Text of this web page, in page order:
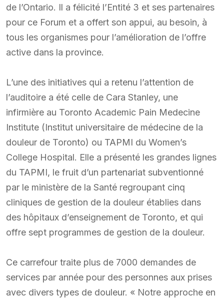
de l’Ontario. Il a félicité l’Entité 3 et ses partenaires
pour ce Forum et a offert son appui, au besoin, à
tous les organismes pour l’amélioration de l’offre
active dans la province.
L’une des initiatives qui a retenu l’attention de
l’auditoire a été celle de Cara Stanley, une
infirmière au Toronto Academic Pain Medecine
Institute (Institut universitaire de médecine de la
douleur de Toronto) ou TAPMI du Women’s
College Hospital. Elle a présenté les grandes lignes
du TAPMI, le fruit d’un partenariat subventionné
par le ministère de la Santé regroupant cinq
cliniques de gestion de la douleur établies dans
des hôpitaux d’enseignement de Toronto, et qui
offre sept programmes de gestion de la douleur.
Ce carrefour traite plus de 7000 demandes de
services par année pour des personnes aux prises
avec divers types de douleur. « Notre approche en